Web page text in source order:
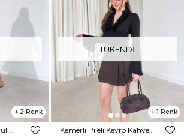
2
TÜKENDI
1
Kemerli Pileli Kevro Kahve Kadın Kot Etek 26Y088